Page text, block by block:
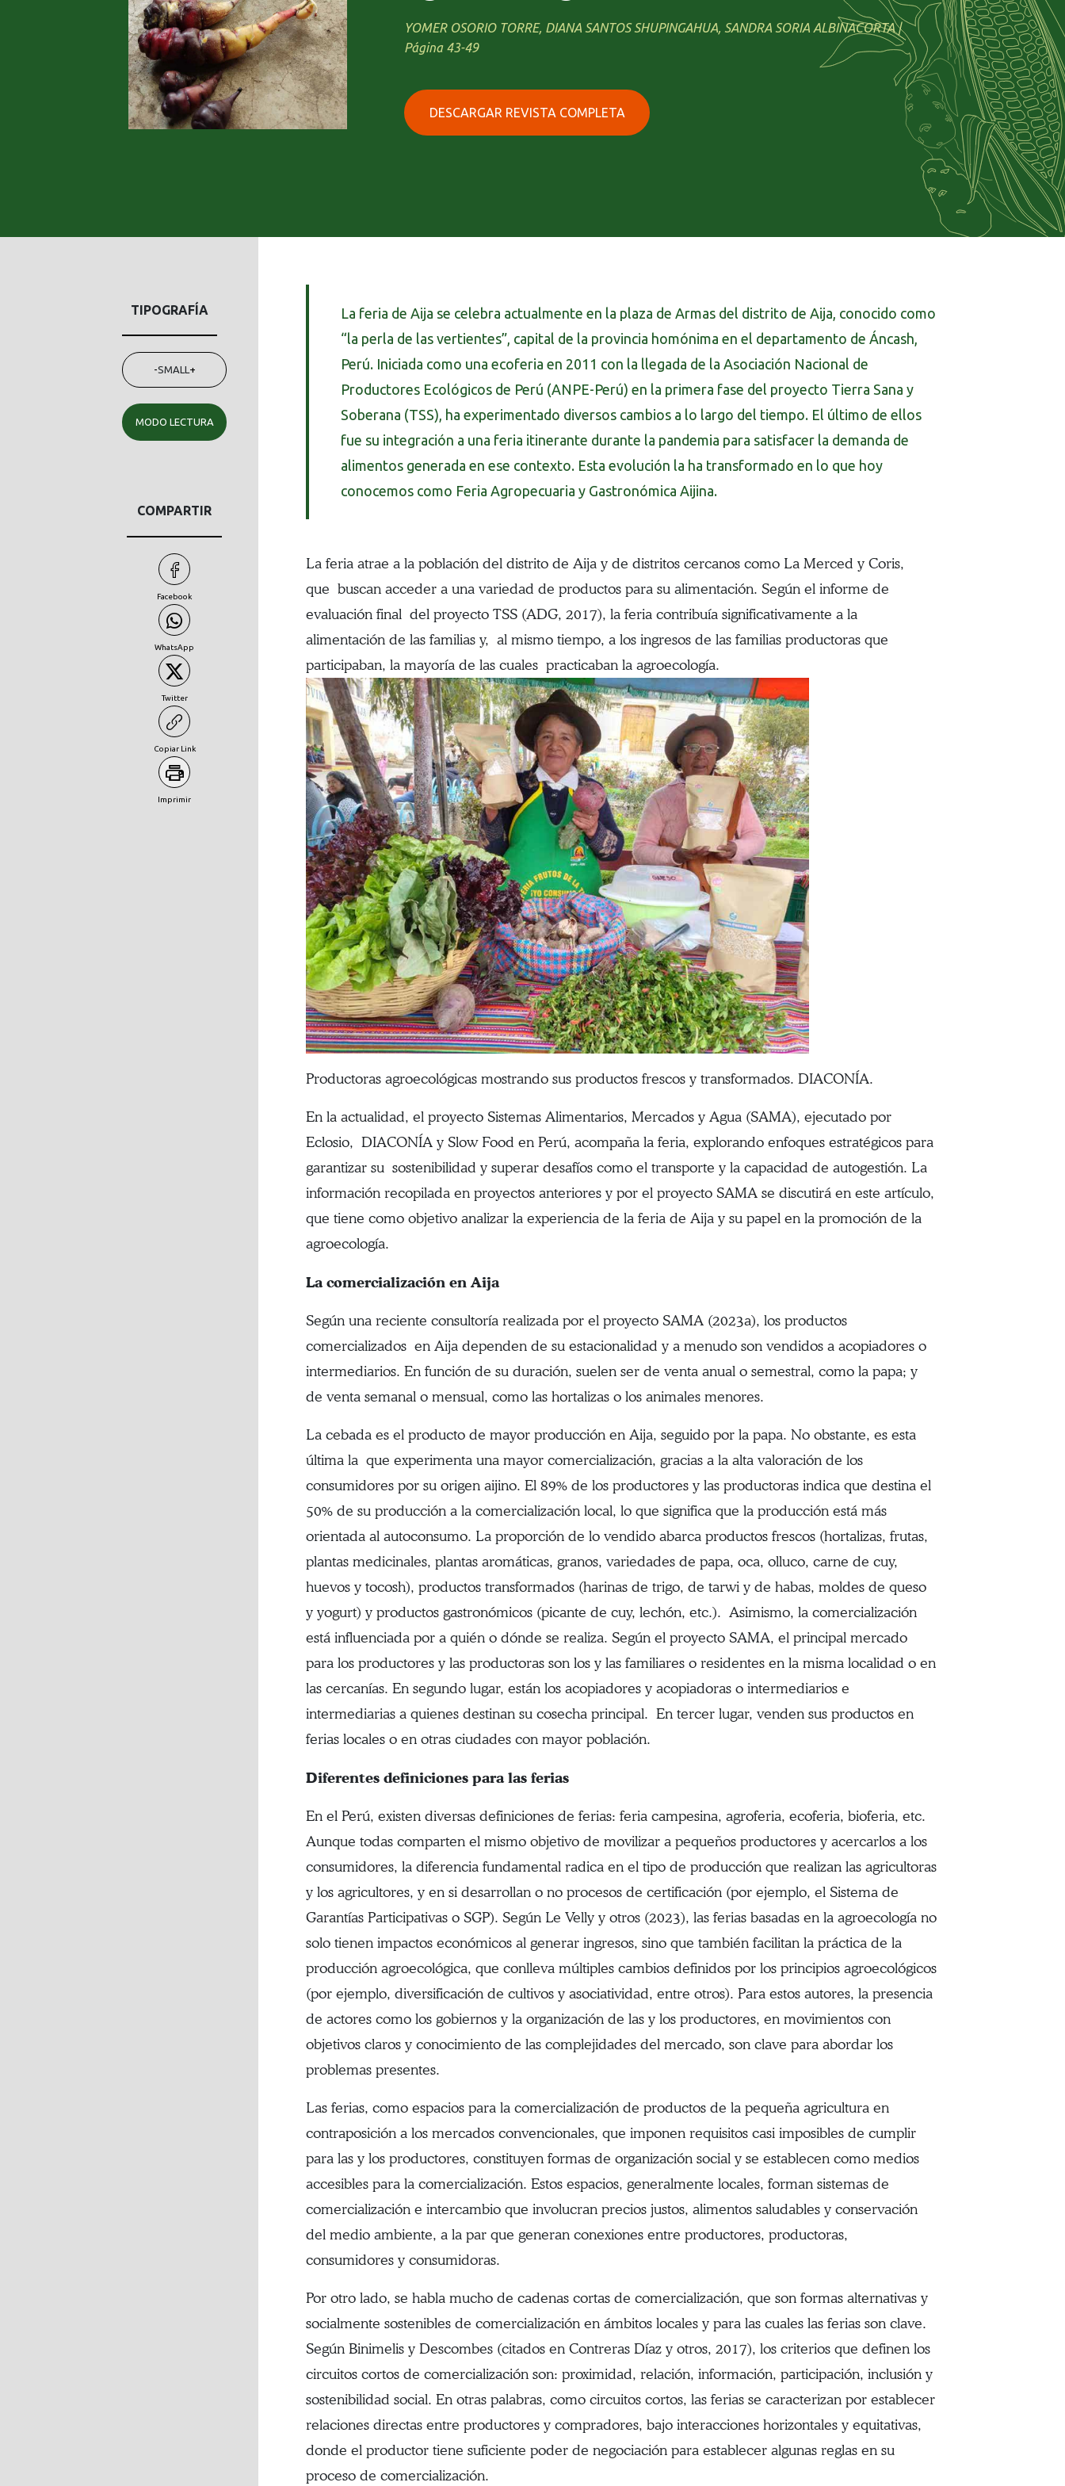
YOMER OSORIO TORRE, DIANA SANTOS SHUPINGAHUA, SANDRA SORIA ALBINACORTA |
Página 43-49
DESCARGAR REVISTA COMPLETA
TIPOGRAFÍA
-SMALL +
MODO LECTURA
COMPARTIR
Facebook
WhatsApp
Twitter
Copiar Link
Imprimir
La feria de Aija se celebra actualmente en la plaza de Armas del distrito de Aija, conocido como
“la perla de las vertientes”, capital de la provincia homónima en el departamento de Áncash,
Perú. Iniciada como una ecoferia en 2011 con la llegada de la Asociación Nacional de
Productores Ecológicos de Perú (ANPE-Perú) en la primera fase del proyecto Tierra Sana y
Soberana (TSS), ha experimentado diversos cambios a lo largo del tiempo. El último de ellos
fue su integración a una feria itinerante durante la pandemia para satisfacer la demanda de
alimentos generada en ese contexto. Esta evolución la ha transformado en lo que hoy
conocemos como Feria Agropecuaria y Gastronómica Aijina.
La feria atrae a la población del distrito de Aija y de distritos cercanos como La Merced y Coris,
que buscan acceder a una variedad de productos para su alimentación. Según el informe de
evaluación final del proyecto TSS (ADG, 2017), la feria contribuía significativamente a la
alimentación de las familias y, al mismo tiempo, a los ingresos de las familias productoras que
participaban, la mayoría de las cuales practicaban la agroecología.
Productoras agroecológicas mostrando sus productos frescos y transformados. DIACONÍA.
En la actualidad, el proyecto Sistemas Alimentarios, Mercados y Agua (SAMA), ejecutado por
Eclosio, DIACONÍA y Slow Food en Perú, acompaña la feria, explorando enfoques estratégicos para
garantizar su sostenibilidad y superar desafíos como el transporte y la capacidad de autogestión. La
información recopilada en proyectos anteriores y por el proyecto SAMA se discutirá en este artículo,
que tiene como objetivo analizar la experiencia de la feria de Aija y su papel en la promoción de la
agroecología.
La comercialización en Aija
Según una reciente consultoría realizada por el proyecto SAMA (2023a), los productos
comercializados en Aija dependen de su estacionalidad y a menudo son vendidos a acopiadores o
intermediarios. En función de su duración, suelen ser de venta anual o semestral, como la papa; y
de venta semanal o mensual, como las hortalizas o los animales menores.
La cebada es el producto de mayor producción en Aija, seguido por la papa. No obstante, es esta
última la que experimenta una mayor comercialización, gracias a la alta valoración de los
consumidores por su origen aijino. El 89% de los productores y las productoras indica que destina el
50% de su producción a la comercialización local, lo que significa que la producción está más
orientada al autoconsumo. La proporción de lo vendido abarca productos frescos (hortalizas, frutas,
plantas medicinales, plantas aromáticas, granos, variedades de papa, oca, olluco, carne de cuy,
huevos y tocosh), productos transformados (harinas de trigo, de tarwi y de habas, moldes de queso
y yogurt) y productos gastronómicos (picante de cuy, lechón, etc.). Asimismo, la comercialización
está influenciada por a quién o dónde se realiza. Según el proyecto SAMA, el principal mercado
para los productores y las productoras son los y las familiares o residentes en la misma localidad o en
las cercanías. En segundo lugar, están los acopiadores y acopiadoras o intermediarios e
intermediarias a quienes destinan su cosecha principal. En tercer lugar, venden sus productos en
ferias locales o en otras ciudades con mayor población.
Diferentes definiciones para las ferias
En el Perú, existen diversas definiciones de ferias: feria campesina, agroferia, ecoferia, bioferia, etc.
Aunque todas comparten el mismo objetivo de movilizar a pequeños productores y acercarlos a los
consumidores, la diferencia fundamental radica en el tipo de producción que realizan las agricultoras
y los agricultores, y en si desarrollan o no procesos de certificación (por ejemplo, el Sistema de
Garantías Participativas o SGP). Según Le Velly y otros (2023), las ferias basadas en la agroecología no
solo tienen impactos económicos al generar ingresos, sino que también facilitan la práctica de la
producción agroecológica, que conlleva múltiples cambios definidos por los principios agroecológicos
(por ejemplo, diversificación de cultivos y asociatividad, entre otros). Para estos autores, la presencia
de actores como los gobiernos y la organización de las y los productores, en movimientos con
objetivos claros y conocimiento de las complejidades del mercado, son clave para abordar los
problemas presentes.
Las ferias, como espacios para la comercialización de productos de la pequeña agricultura en
contraposición a los mercados convencionales, que imponen requisitos casi imposibles de cumplir
para las y los productores, constituyen formas de organización social y se establecen como medios
accesibles para la comercialización. Estos espacios, generalmente locales, forman sistemas de
comercialización e intercambio que involucran precios justos, alimentos saludables y conservación
del medio ambiente, a la par que generan conexiones entre productores, productoras,
consumidores y consumidoras.
Por otro lado, se habla mucho de cadenas cortas de comercialización, que son formas alternativas y
socialmente sostenibles de comercialización en ámbitos locales y para las cuales las ferias son clave.
Según Binimelis y Descombes (citados en Contreras Díaz y otros, 2017), los criterios que definen los
circuitos cortos de comercialización son: proximidad, relación, información, participación, inclusión y
sostenibilidad social. En otras palabras, como circuitos cortos, las ferias se caracterizan por establecer
relaciones directas entre productores y compradores, bajo interacciones horizontales y equitativas,
donde el productor tiene suficiente poder de negociación para establecer algunas reglas en su
proceso de comercialización.